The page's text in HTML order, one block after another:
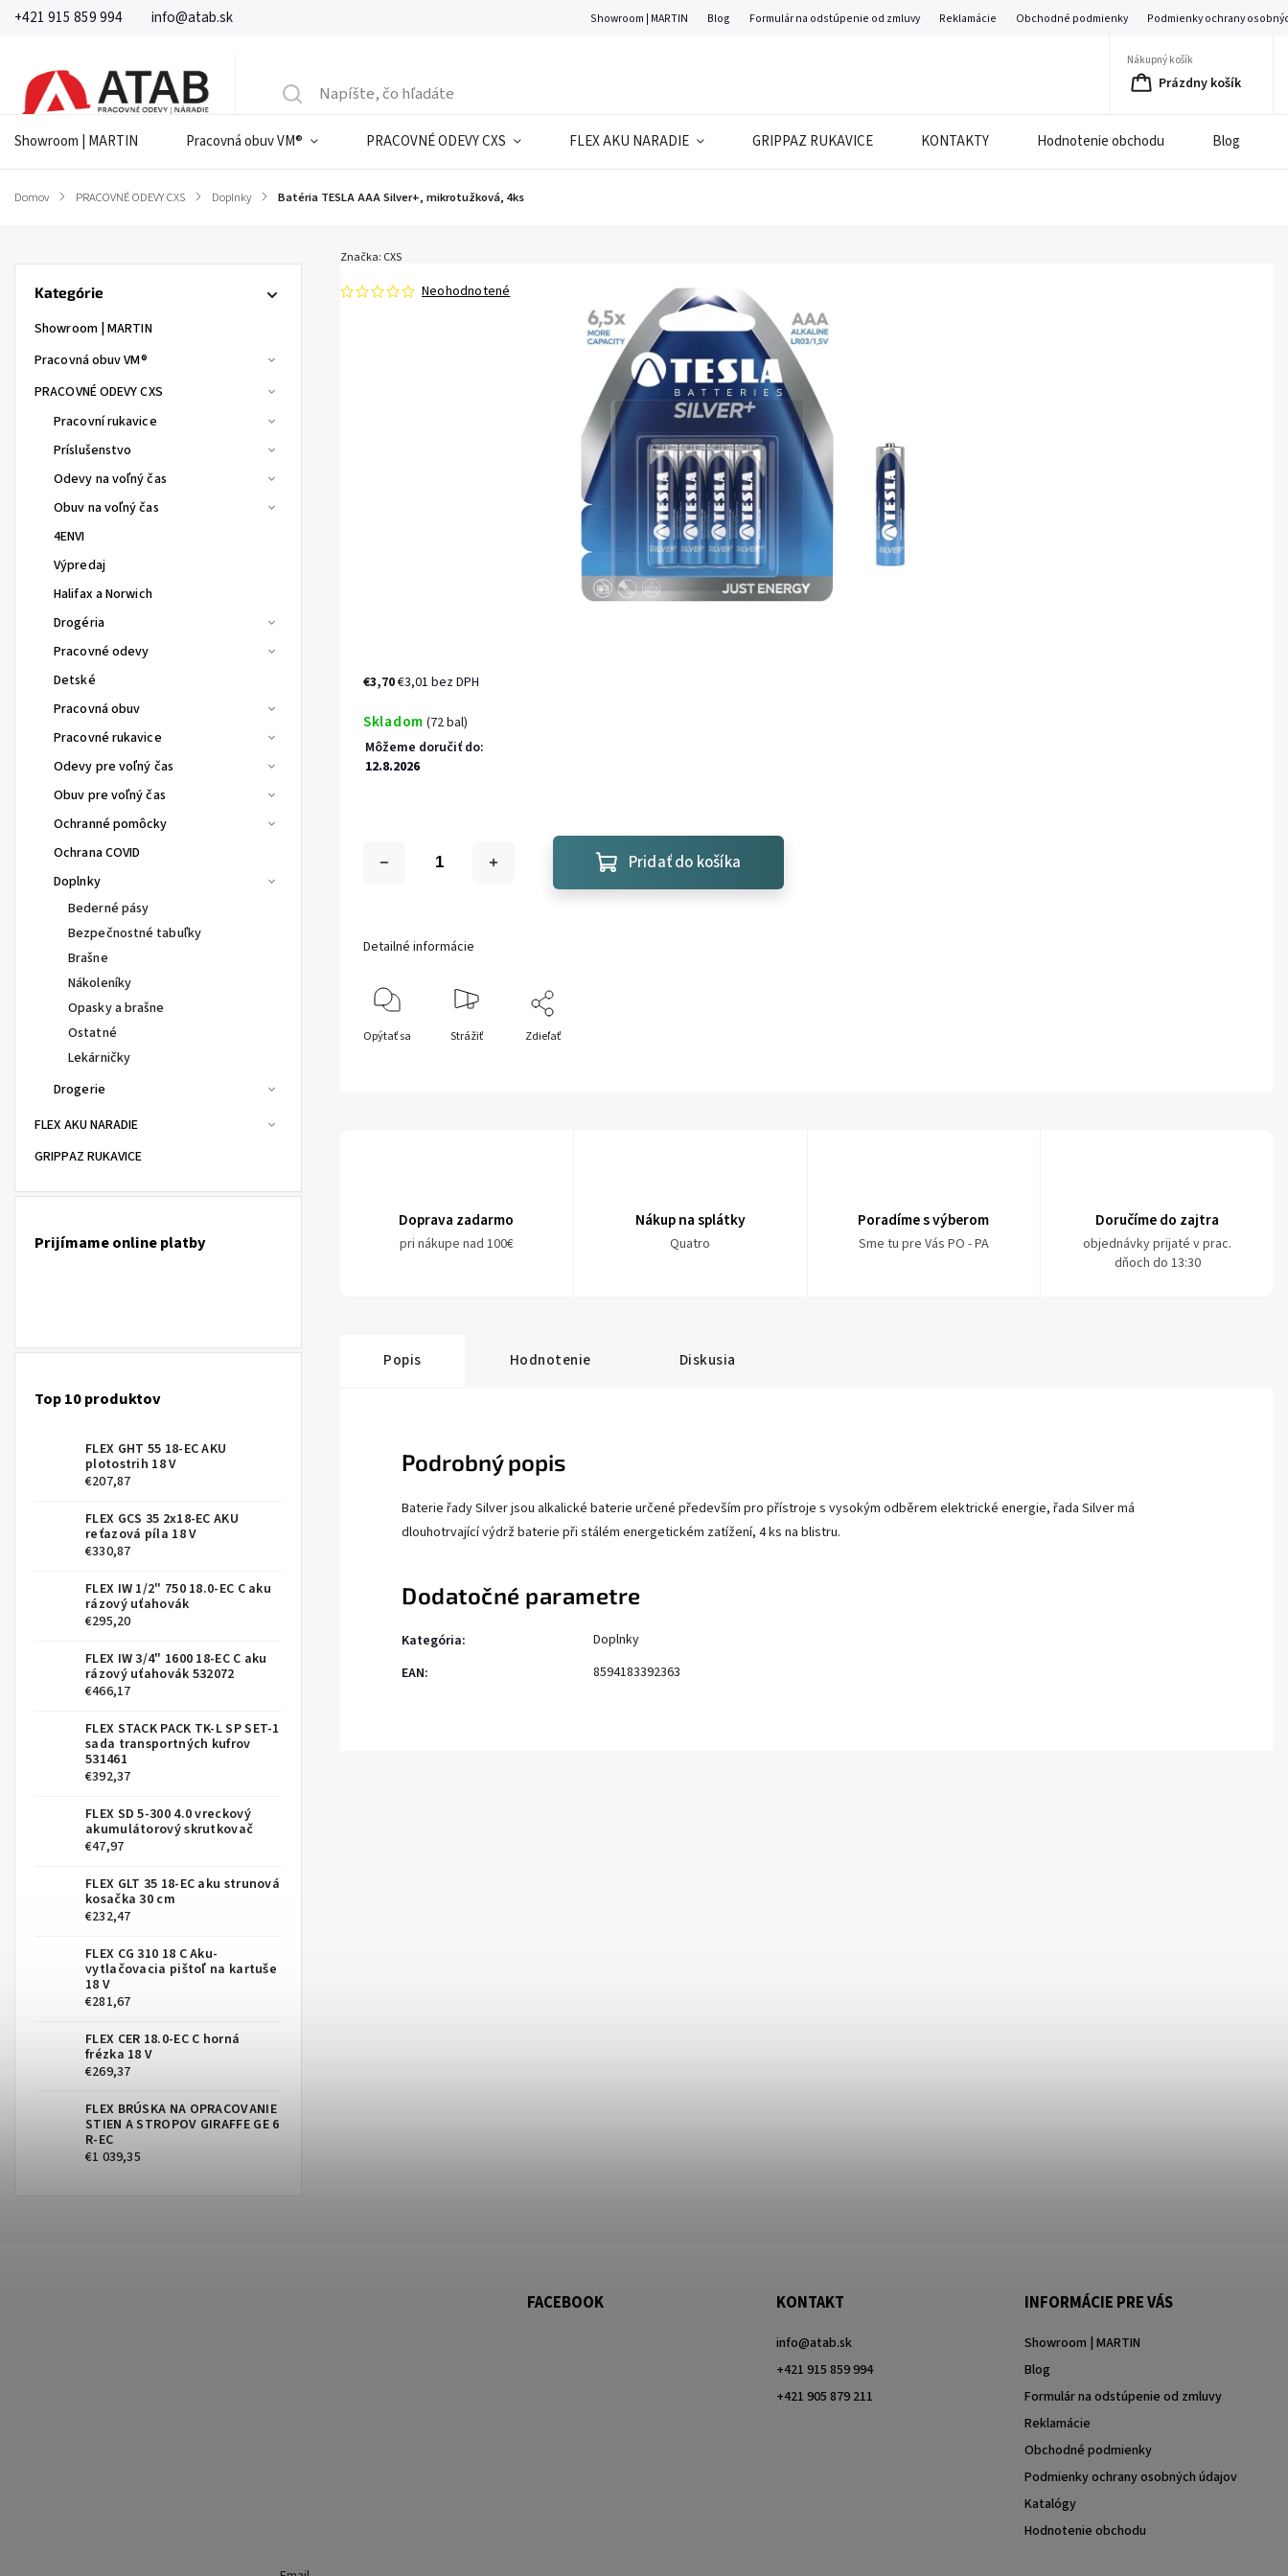
+421 915 859 994 info@atab.sk Showroom | MARTIN Blog Formulár na odstúpenie od zmluvy Reklamácie Obchodné podmienky Podmienky ochrany
Nákupný košík
Prázdny košík
Showroom | MARTIN Pracovná obuv VM® PRACOVNÉ ODEVY CXS FLEX AKU NARADIE GRIPPAZ RUKAVICE KONTAKTY Hodnotenie obchodu Blog
Domov / PRACOVNÉ ODEVY CXS / Doplnky / Batéria TESLA AAA Silver+, mikrotužková, 4ks
Kategórie
Showroom | MARTIN
Pracovná obuv VM®
PRACOVNÉ ODEVY CXS
Pracovní rukavice
Príslušenstvo
Odevy na voľný čas
Obuv na voľný čas
4ENVI
Výpredaj
Halifax a Norwich
Drogéria
Pracovné odevy
Detské
Pracovná obuv
Pracovné rukavice
Odevy pre voľný čas
Obuv pre voľný čas
Ochranné pomôcky
Ochrana COVID
Doplnky
Bederné pásy
Bezpečnostné tabuľky
Brašne
Nákoleníky
Opasky a brašne
Ostatné
Lekárničky
Drogerie
FLEX AKU NARADIE
GRIPPAZ RUKAVICE
Prijímame online platby
Top 10 produktov
FLEX GHT 55 18-EC AKU
plotostrih 18 V
€207,87
FLEX GCS 35 2x18-EC AKU
reťazová píla 18 V
€330,87
FLEX IW 1/2" 750 18.0-EC C aku
rázový uťahovák
€295,20
FLEX IW 3/4" 1600 18-EC C aku
rázový uťahovák 532072
€466,17
FLEX STACK PACK TK-L SP SET-1
sada transportných kufrov
531461
€392,37
FLEX SD 5-300 4.0 vreckový
akumulátorový skrutkovač
€47,97
FLEX GLT 35 18-EC aku strunová
kosačka 30 cm
€232,47
FLEX CG 310 18 C Aku-
vytlačovacia pištoľ na kartuše
18 V
€281,67
FLEX CER 18.0-EC C horná
frézka 18 V
€269,37
FLEX BRÚSKA NA OPRACOVANIE
STIEN A STROPOV GIRAFFE GE 6
R-EC
€1 039,35
Neohodnotené
Značka: CXS
€3,70€3,01 bez DPH
Skladom (72 bal)
Môžeme doručiť do:
12.8.2026
Pridať do košíka
Detailné informácie
Opýtať sa Strážiť Zdieľať
Doprava zadarmo
pri nákupe nad 100€
Nákup na splátky
Quatro
Poradíme s výberom
Sme tu pre Vás PO - PA
Doručíme do zajtra
objednávky prijaté v prac.
dňoch do 13:30
Popis Hodnotenie Diskusia
Podrobný popis
Baterie řady Silver jsou alkalické baterie určené především pro přístroje s vysokým odběrem elektrické energie, řada Silver má
dlouhotrvající výdrž baterie při stálém energetickém zatížení, 4 ks na blistru.
Dodatočné parametre
Kategória:
Doplnky
EAN: 8594183392363
FACEBOOK KONTAKT
info@atab.sk
+421 915 859 994
+421 905 879 211
INFORMÁCIE PRE VÁS
Showroom | MARTIN
Blog
Formulár na odstúpenie od zmluvy
Reklamácie
Obchodné podmienky
Podmienky ochrany osobných údajov
Katalógy
Hodnotenie obchodu